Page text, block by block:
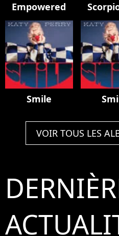
Empowered
Smile
VOIR TOUS LES